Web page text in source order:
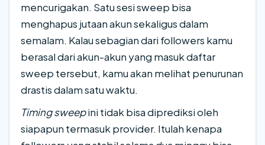
mencurigakan. Satu sesi sweep bisa
menghapus jutaan akun sekaligus dalam
semalam. Kalau sebagian dari followers kamu
berasal dari akun-akun yang masuk daftar
sweep tersebut, kamu akan melihat penurunan
drastis dalam satu waktu.
Timing sweepini tidak bisa diprediksi oleh
siapapun termasuk provider. Itulah kenapa